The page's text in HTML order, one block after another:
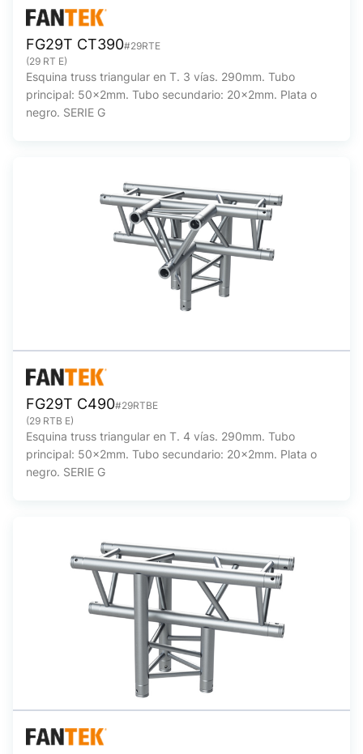
FG29T CT390#29RTE
(29 RT E)
Esquina truss triangular en T. 3 vías. 290mm. Tubo
principal: 50x2mm. Tubo secundario: 20x2mm. Plata o
negro. SERIE G
FG29T C490#29RTBE
(29 RTB E)
Esquina truss triangular en T. 4 vías. 290mm. Tubo
principal: 50x2mm. Tubo secundario: 20x2mm. Plata o
negro. SERIE G